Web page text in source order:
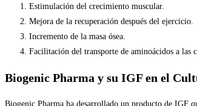
Estimulación del crecimiento muscular.
Mejora de la recuperación después del ejercicio.
Incremento de la masa ósea.
Facilitación del transporte de aminoácidos a las
Biogenic Pharma y su IGF en el
Biogenic Pharma ha desarrollado un producto de IGF